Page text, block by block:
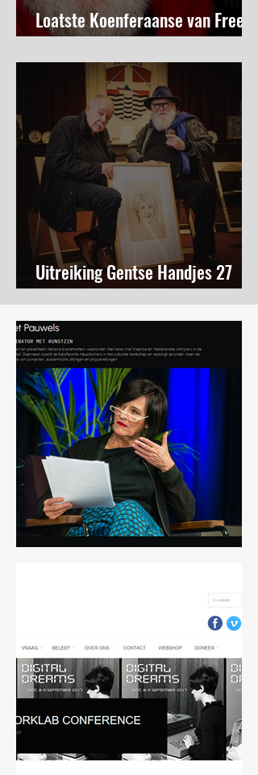
Loatste Koenferaanse van Freek
Neirynck
Uitreiking Gentse Handjes 27
november 2019